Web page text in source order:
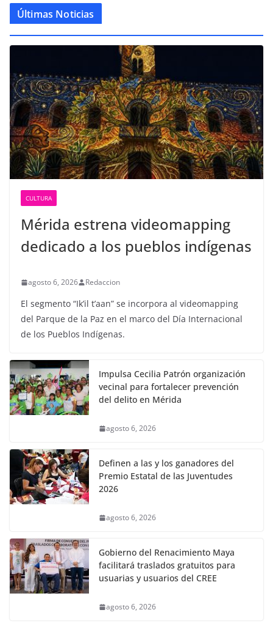
Últimas Noticias
CULTURA
Mérida estrena videomapping
dedicado a los pueblos indígenas
agosto 6, 2026 Redaccion
El segmento “Ik’il t’aan” se incorpora al videomapping
del Parque de la Paz en el marco del Día Internacional
de los Pueblos Indígenas.
Impulsa Cecilia Patrón organización
vecinal para fortalecer prevención
del delito en Mérida
agosto 6, 2026
Definen a las y los ganadores del
Premio Estatal de las Juventudes
2026
agosto 6, 2026
Gobierno del Renacimiento Maya
facilitará traslados gratuitos para
usuarias y usuarios del CREE
agosto 6, 2026